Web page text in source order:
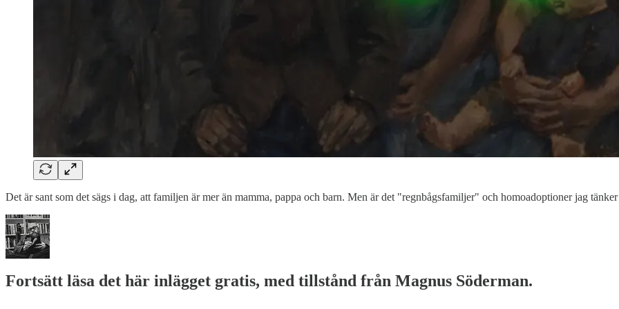
Det är sant som det sägs i dag, att familjen är mer än mamma, pappa och barn. Men är det "regnbågsfamiljer" och homoadoptioner jag tänker
Fortsätt läsa det här inlägget gratis, med tillstånd från Magnus Söderman.